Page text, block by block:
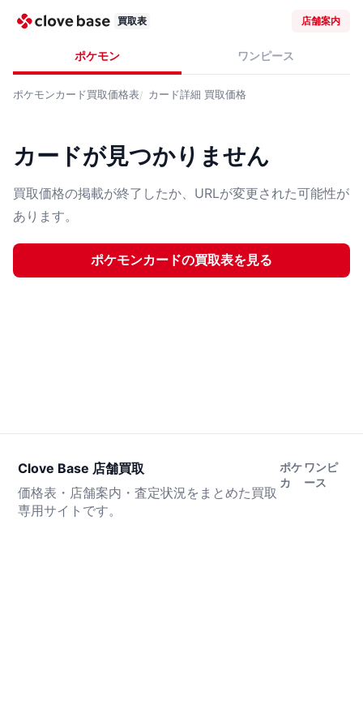
買取表 店舗案内
ポケモン ワンピース
ポケモンカード買取価格表 カード詳細 買取価格
カードが見つかりません
買取価格の掲載が終了したか、URLが変更された可能性が
あります。
ポケモンカードの買取表を見る
Clove Base 店舗買取
価格表・店舗案内・査定状況をまとめた買取
専用サイトです。
ポケ
カ
ワンピ
ース